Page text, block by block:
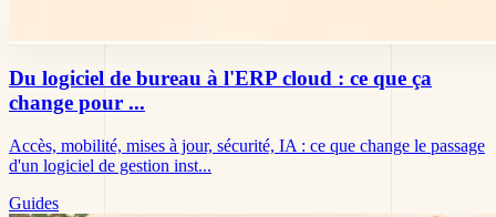
Du logiciel de bureau à l'ERP cloud : ce que ça
change pour ...
Accès, mobilité, mises à jour, sécurité, IA : ce que change le passage
d'un logiciel de gestion inst...
Guides